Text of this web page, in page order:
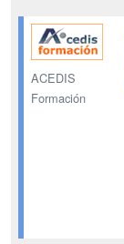
ACEDIS
Formación